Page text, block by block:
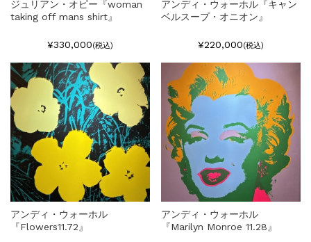
ジュリアン・オピー『woman
taking off mans shirt』
¥330,000(税込)
アンディ・ウォーホル『キャン
ベルスープ・オニオン』
¥220,000(税込)
アンディ・ウォーホル
『Flowers11.72』
アンディ・ウォーホル
『Marilyn Monroe 11.28』